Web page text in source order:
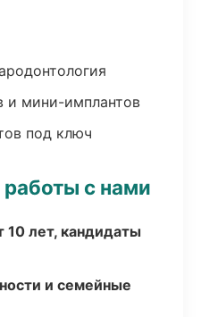
и мини-имплантов
под ключ
с нами
10 лет, кандидаты
и семейные